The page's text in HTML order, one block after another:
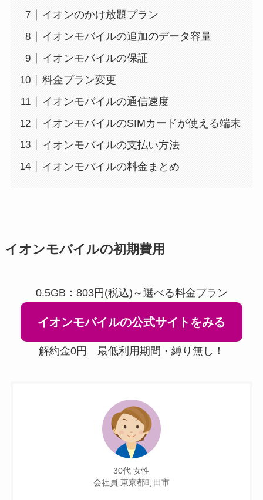
イオンのかけ放題プラン
イオンモバイルの追加のデータ容量
イオンモバイルの保証
料金プラン変更
イオンモバイルの通信速度
イオンモバイルのSIMカードが使える端末
イオンモバイルの支払い方法
イオンモバイルの料金まとめ
イオンモバイルの初期費用
0.5GB：803円(税込)～選べる料金プラン
イオンモバイルの公式サイトをみる
解約金0円 最低利用期間・縛り無し！
30代 女性
会社員 東京都町田市